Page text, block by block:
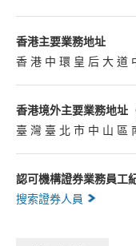
香港主要業務地址
香 港 中 環 皇 后 大 道
香港境外主要業務地址
臺 灣 臺 北 市 中 山 區
認可機構證券業務員工
搜索證券人員